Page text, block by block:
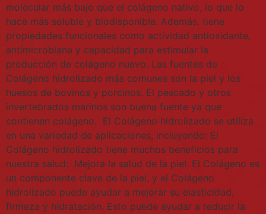
molecular más bajo que el colágeno nativo, lo que lo
hace más soluble y biodisponible. Además, tiene
propiedades funcionales como actividad antioxidante,
antimicrobiana y capacidad para estimular la
producción de colágeno nuevo. Las fuentes de
Colágeno hidrolizado más comunes son la piel y los
huesos de bovinos y porcinos. El pescado y otros
invertebrados marinos son buena fuente ya que
contienen colágeno. El Colágeno hidrolizado se utiliza
en una variedad de aplicaciones, incluyendo: El
Colágeno hidrolizado tiene muchos beneficios para
nuestra salud: Mejora la salud de la piel. El Colágeno es
un componente clave de la piel, y el Colágeno
hidrolizado puede ayudar a mejorar su elasticidad,
firmeza y hidratación. Esto puede ayudar a reducir la